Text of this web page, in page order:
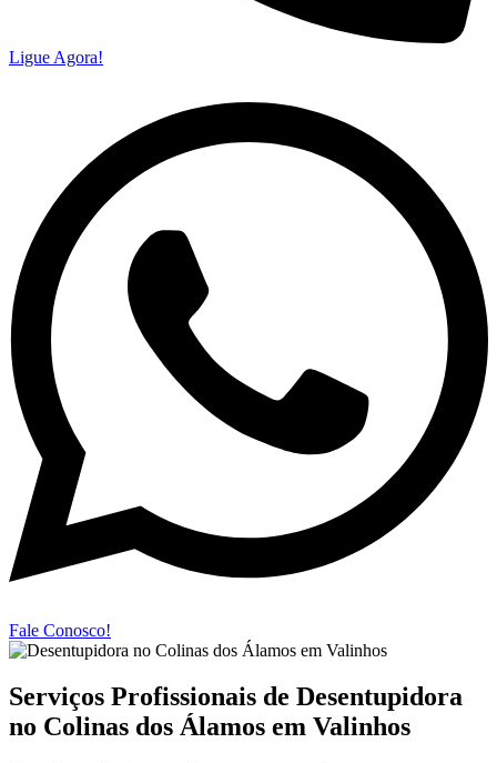
Ligue Agora!
Fale Conosco!
Serviços Profissionais de Desentupidora
no Colinas dos Álamos em Valinhos